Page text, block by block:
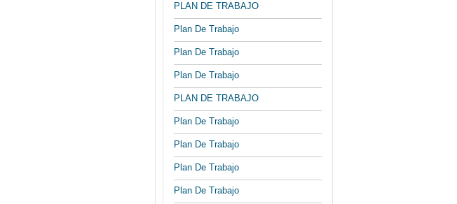
PLAN DE TRABAJO
Plan De Trabajo
Plan De Trabajo
Plan De Trabajo
PLAN DE TRABAJO
Plan De Trabajo
Plan De Trabajo
Plan De Trabajo
Plan De Trabajo